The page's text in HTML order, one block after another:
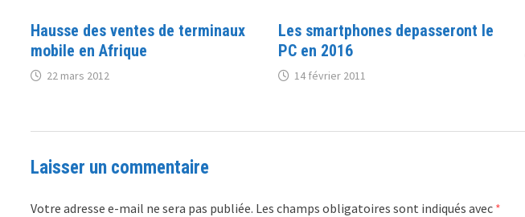
Hausse des ventes de terminaux
mobile en Afrique
22 mars 2012
Les smartphones depasseront le
PC en 2016
14 février 2011
Laisser un commentaire
Votre adresse e-mail ne sera pas publiée. Les champs obligatoires sont indiqués avec *